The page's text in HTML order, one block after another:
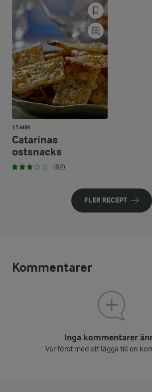
15 MIN
Catarinas
ostsnacks
(82)
FLER RECEPT
Kommentarer
Inga kommentarer
Var först med att lägga till en